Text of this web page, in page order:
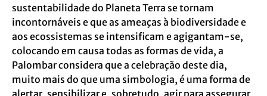
sustentabilidade do Planeta Terra se tornam
incontornáveis e que as ameaças à biodiversidade e
aos ecossistemas se intensificam e agigantam-se,
colocando em causa todas as formas de vida, a
Palombar considera que a celebração deste dia,
muito mais do que uma simbologia, é uma forma de
alertar, sensibilizar e, sobretudo, agir para assegurar